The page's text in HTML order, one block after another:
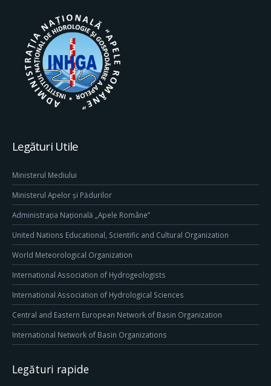
Legături Utile
Ministerul Mediului
Ministerul Apelor și Pădurilor
Administrația Națională „Apele Române”
United Nations Educational, Scientific and Cultural Organization
World Meteorological Organization
International Association of Hydrogeologists
International Association of Hydrological Sciences
Central and Eastern European Network of Basin Organization
International Network of Basin Organizations
Legături rapide